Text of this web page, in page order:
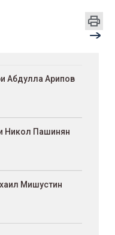
Абдулла Арипов
Никол Пашинян
Мишустин